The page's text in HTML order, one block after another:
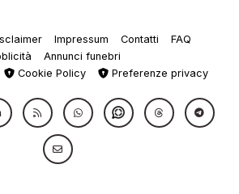
Impressum Contatti
FAQ
Annunci funebri
Cookie Policy Preferenze privacy